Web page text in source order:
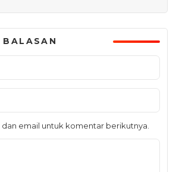
dan email untuk komentar berikutnya.